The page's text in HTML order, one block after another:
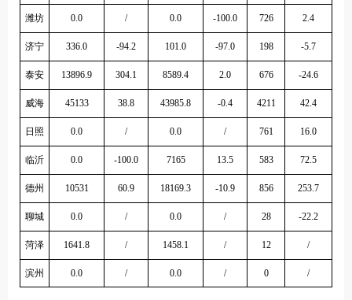
潍坊 0.0 / 0.0 -100.0 726 2.4
济宁 336.0 -94.2 101.0 -97.0 198 -5.7
泰安 13896.9 304.1 8589.4 2.0 676 -24.6
威海 45133 38.8 43985.8 -0.4 4211 42.4
日照 0.0 / 0.0 / 761 16.0
临沂 0.0 -100.0 7165 13.5 583 72.5
德州 10531 60.9 18169.3 -10.9 856 253.7
聊城 0.0 / 0.0 / 28 -22.2
菏泽 1641.8 / 1458.1 / 12 /
滨州 0.0 / 0.0 / 0 /